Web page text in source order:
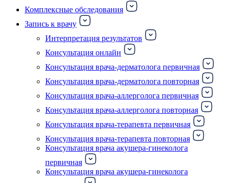
Комплексные обследования
Запись к врачу
Интерпретация результатов
Консультация онлайн
Консультация врача-дерматолога первичная
Консультация врача-дерматолога повторная
Консультация врача-аллерголога первичная
Консультация врача-аллерголога повторная
Консультация врача-терапевта первичная
Консультация врача-терапевта повторная
Консультация врача акушера-гинеколога
первичная
Консультация врача акушера-гинеколога